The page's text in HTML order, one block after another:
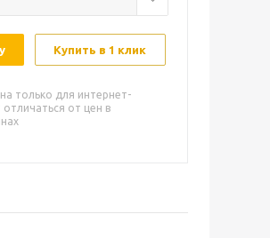
Купить в 1 клик
только для интернет-
от цен в